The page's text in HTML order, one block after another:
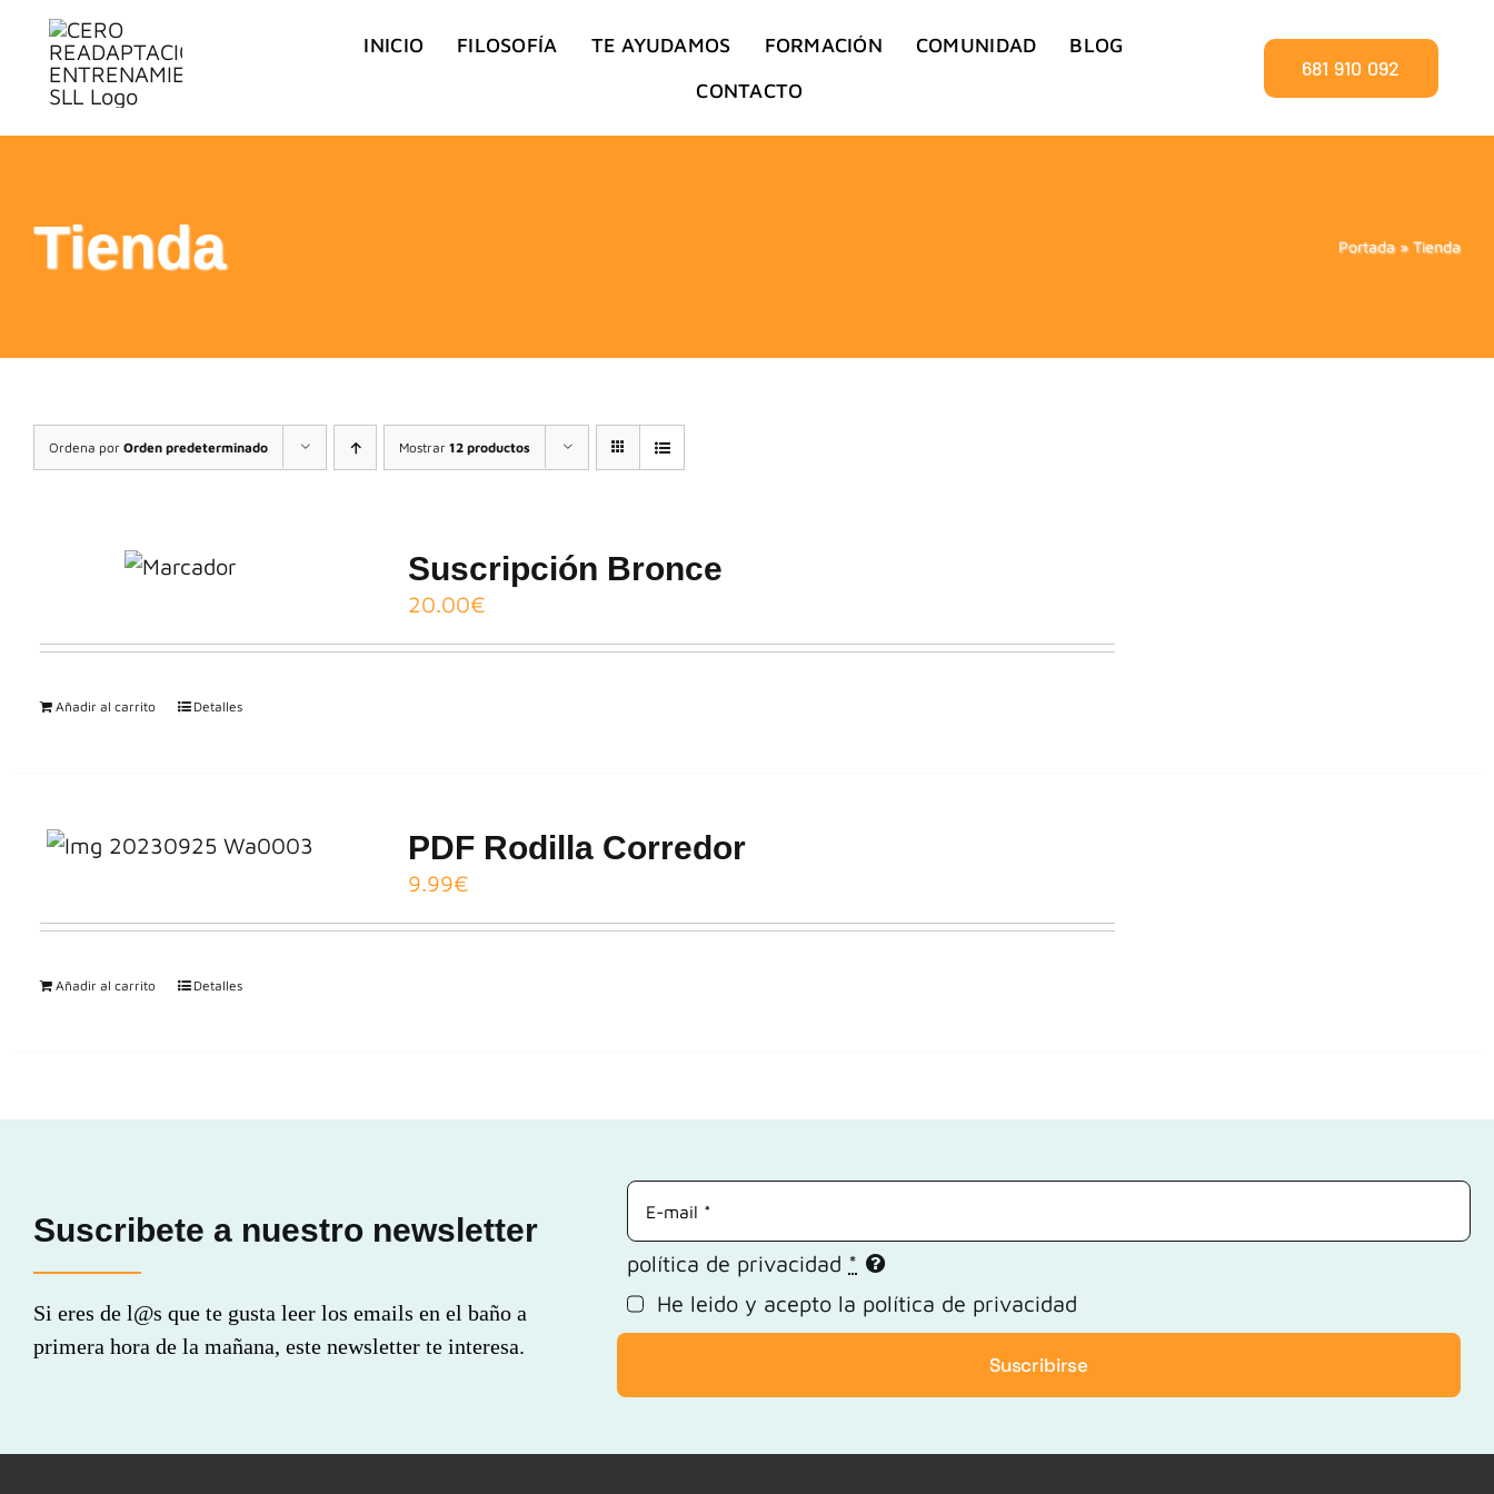
Saltar
contenido
INICIO FILOSOFÍA TE AYUDAMOS FORMACIÓN COMUNIDAD
BLOG
CONTACTO
681 910 092
Tienda Portada»Tienda
Ordena por Orden predeterminado Mostrar 12 productos
Suscripción Bronce
20.00€
Añadir al carrito Detalles
PDF Rodilla Corredor
9.99€
Añadir al carrito Detalles
Suscribete a nuestro newsletter
Si eres de l@s que te gusta leer los emails en el baño a
primera hora de la mañana, este newsletter te interesa.
política de privacidad *
He leido y acepto la política de privacidad
Suscribirse